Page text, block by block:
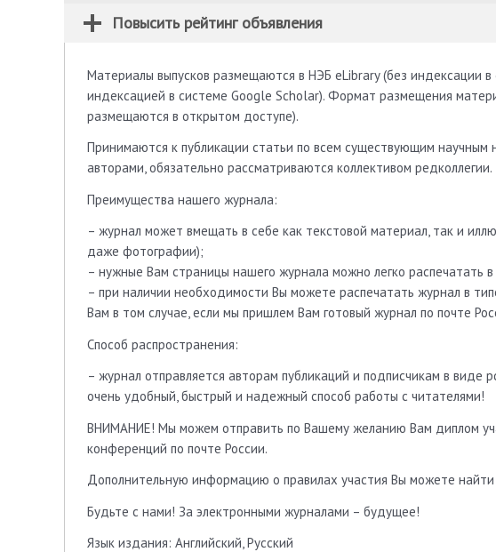
Повысить рейтинг объявления
Материалы выпусков размещаются в НЭБ eLibrary (без индексации
индексацией в системе Google Scholar). Формат размещения
размещаются в открытом доступе).
Принимаются к публикации статьи по всем существующим научным
авторами, обязательно рассматриваются коллективом редколлегии.
Преимущества нашего журнала:
– журнал может вмещать в себе как текстовой материал, так и
даже фотографии);
– нужные Вам страницы нашего журнала можно легко распечатать
– при наличии необходимости Вы можете распечатать журнал в
Вам в том случае, если мы пришлем Вам готовый журнал по почте
Способ распространения:
– журнал отправляется авторам публикаций и подписчикам в виде
очень удобный, быстрый и надежный способ работы с читателями!
ВНИМАНИЕ! Мы можем отправить по Вашему желанию Вам диплом
конференций по почте России.
Дополнительную информацию о правилах участия Вы можете
Будьте с нами! За электронными журналами – будущее!
Язык издания: Английский, Русский